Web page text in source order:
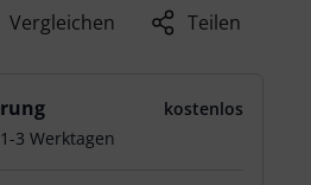
Vergleichen Teilen
kostenlos
3 Werktagen